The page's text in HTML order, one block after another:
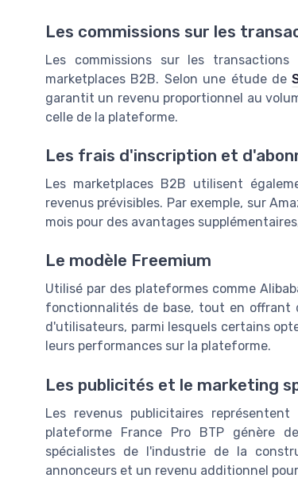
Les commissions sur les
Les commissions sur les
marketplaces B2B. Selon une étude de
garantit un revenu proportionnel au
celle de la plateforme.
Les frais d'inscription et
Les marketplaces B2B utilisent
revenus prévisibles. Par exemple, sur
mois pour des avantages
Le modèle Freemium
Utilisé par des plateformes comme
fonctionnalités de base, tout en offrant
d'utilisateurs, parmi lesquels certains
leurs performances sur la plateforme.
Les publicités et le marketing
Les revenus publicitaires
plateforme France Pro BTP génère
spécialistes de l'industrie de la
annonceurs et un revenu additionnel